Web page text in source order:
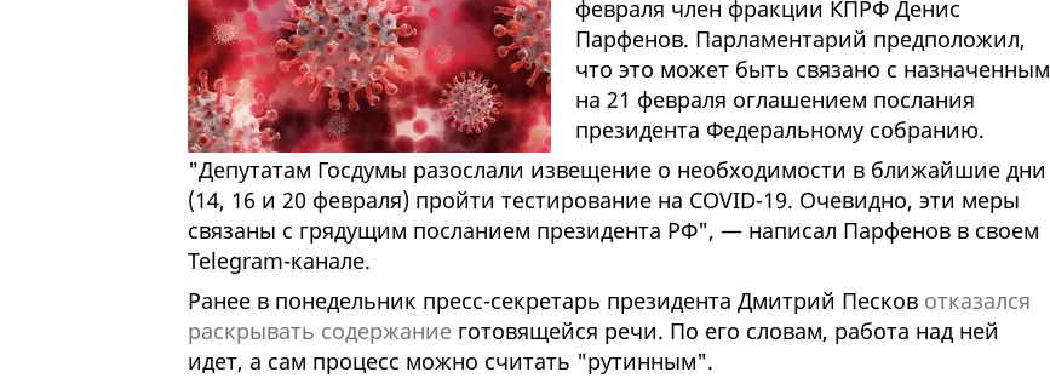
февраля член фракции КПРФ Денис
Парфенов. Парламентарий предположил,
что это может быть связано с назначенным
на 21 февраля оглашением послания
президента Федеральному собранию.
"Депутатам Госдумы разослали извещение о необходимости в ближайшие дни
(14, 16 и 20 февраля) пройти тестирование на COVID-19. Очевидно, эти меры
связаны с грядущим посланием президента РФ", — написал Парфенов в своем
Telegram-канале.
Ранее в понедельник пресс-секретарь президента Дмитрий Песков отказался
раскрывать содержаниеготовящейся речи. По его словам, работа над ней
идет, а сам процесс можно считать "рутинным".